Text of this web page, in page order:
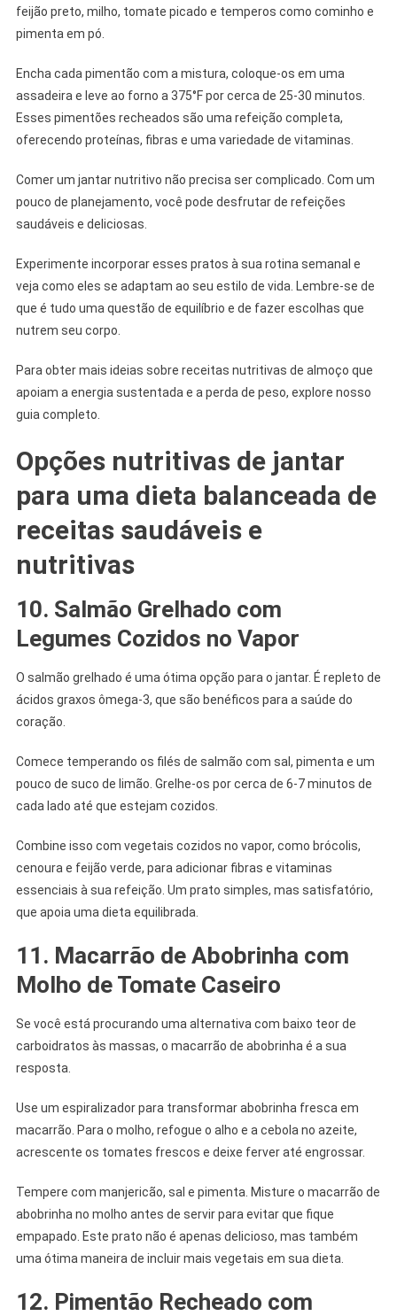
feijão preto, milho, tomate picado e temperos como cominho e
pimenta em pó.
Encha cada pimentão com a mistura, coloque-os em uma
assadeira e leve ao forno a 375°F por cerca de 25-30 minutos.
Esses pimentões recheados são uma refeição completa,
oferecendo proteínas, fibras e uma variedade de vitaminas.
Comer um jantar nutritivo não precisa ser complicado. Com um
pouco de planejamento, você pode desfrutar de refeições
saudáveis ​​e deliciosas.
Experimente incorporar esses pratos à sua rotina semanal e
veja como eles se adaptam ao seu estilo de vida. Lembre-se de
que é tudo uma questão de equilíbrio e de fazer escolhas que
nutrem seu corpo.
Para obter mais ideias sobre receitas nutritivas de almoço que
apoiam a energia sustentada e a perda de peso, explore nosso
guia completo.
Opções nutritivas de jantar
para uma dieta balanceada de
receitas saudáveis e
nutritivas
10. Salmão Grelhado com
Legumes Cozidos no Vapor
O salmão grelhado é uma ótima opção para o jantar. É repleto de
ácidos graxos ômega-3, que são benéficos para a saúde do
coração.
Comece temperando os filés de salmão com sal, pimenta e um
pouco de suco de limão. Grelhe-os por cerca de 6-7 minutos de
cada lado até que estejam cozidos.
Combine isso com vegetais cozidos no vapor, como brócolis,
cenoura e feijão verde, para adicionar fibras e vitaminas
essenciais à sua refeição. Um prato simples, mas satisfatório,
que apoia uma dieta equilibrada.
11. Macarrão de Abobrinha com
Molho de Tomate Caseiro
Se você está procurando uma alternativa com baixo teor de
carboidratos às massas, o macarrão de abobrinha é a sua
resposta.
Use um espiralizador para transformar abobrinha fresca em
macarrão. Para o molho, refogue o alho e a cebola no azeite,
acrescente os tomates frescos e deixe ferver até engrossar.
Tempere com manjericão, sal e pimenta. Misture o macarrão de
abobrinha no molho antes de servir para evitar que fique
empapado. Este prato não é apenas delicioso, mas também
uma ótima maneira de incluir mais vegetais em sua dieta.
12. Pimentão Recheado com